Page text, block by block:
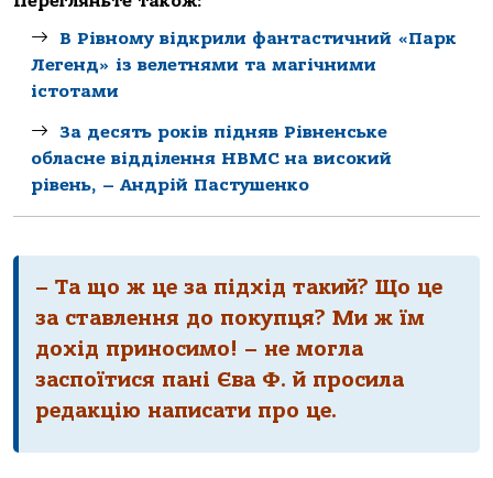
В Рівному відкрили фантастичний «Парк
Легенд» із велетнями та магічними
істотами
За десять років підняв Рівненське
обласне відділення НВМС на високий
рівень, – Андрій Пастушенко
– Та що ж це за підхід такий? Що це
за ставлення до покупця? Ми ж їм
дохід приносимо! – не могла
заспоїтися пані Єва Ф. й просила
редакцію написати про це.